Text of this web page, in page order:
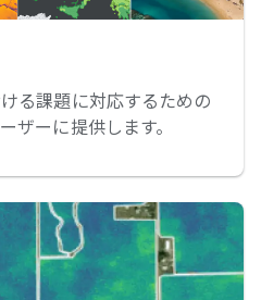
る課題に対応するための
ザーに提供します。